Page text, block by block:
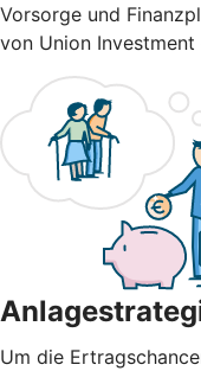
Vorsorge und
von Union Investment
Um die